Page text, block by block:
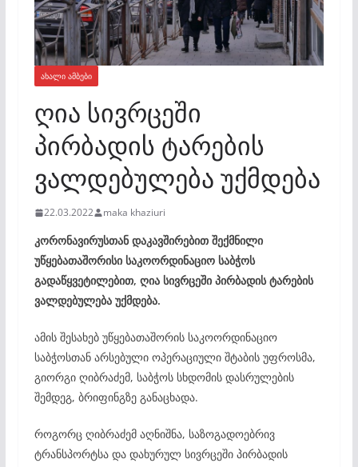
ᲐᲮᲐᲚᲘ ᲐᲛᲑᲔᲑᲘ
ღია სივრცეში
პირბადის ტარების
ვალდებულება უქმდება
22.03.2022 maka khaziuri
კორონავირუსთან დაკავშირებით შექმნილი
უწყებათაშორისი საკოორდინაციო საბჭოს
გადაწყვეტილებით, ღია სივრცეში პირბადის ტარების
ვალდებულება უქმდება.
ამის შესახებ უწყებათაშორის საკოორდინაციო
საბჭოსთან არსებული ოპერაციული შტაბის უფროსმა,
გიორგი ღიბრაძემ, საბჭოს სხდომის დასრულების
შემდეგ, ბრიფინგზე განაცხადა.
როგორც ღიბრაძემ აღნიშნა, საზოგადოებრივ
ტრანსპორტსა და დახურულ სივრცეში პირბადის